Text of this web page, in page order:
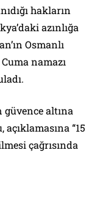
hakların
azınlığa
Osmanlı
namazı
güvence altına
“15
çağrısında